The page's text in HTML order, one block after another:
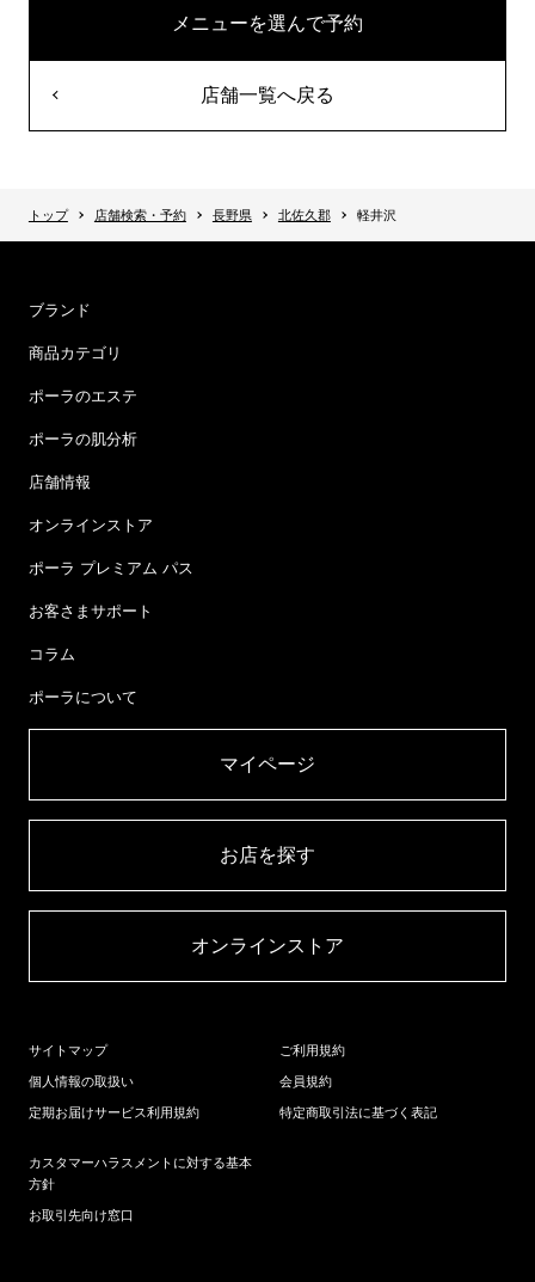
メニューを選んで予約
店舗一覧へ戻る
トップ 店舗検索・予約 長野県 北佐久郡 軽井沢
ブランド
商品カテゴリ
ポーラのエステ
ポーラの肌分析
店舗情報
オンラインストア
ポーラ プレミアム パス
お客さまサポート
コラム
ポーラについて
マイページ​
お店を探す​
オンラインストア​
サイトマップ
個人情報の取扱い
定期お届けサービス利用規約
ご利用規約
会員規約
特定商取引法に基づく表記
カスタマーハラスメントに対する基本
方針
お取引先向け窓口